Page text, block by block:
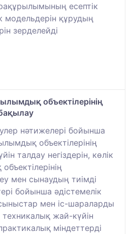
есептік
модельдерін құрудың
зерделейді
объектілерінің
нәтижелері бойынша
объектілерінің
талдау негіздерін, көлік
мен сынаудың тиімді
бойынша әдістемелік
мен іс-шараларды
техникалық жай-күйін
міндеттерді